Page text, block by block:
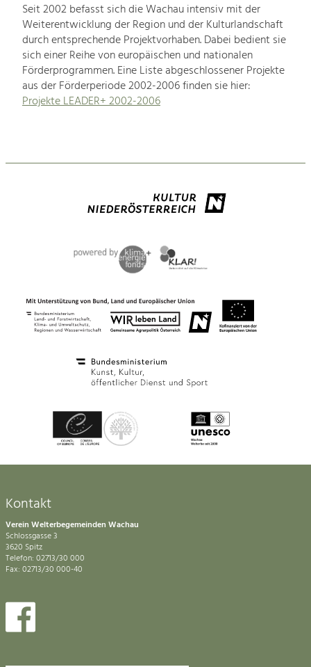
Seit 2002 befasst sich die Wachau intensiv mit der
Weiterentwicklung der Region und der Kulturlandschaft
durch entsprechende Projektvorhaben. Dabei bedient sie
sich einer Reihe von europäischen und nationalen
Förderprogrammen. Eine Liste abgeschlossener Projekte
aus der Förderperiode 2002-2006 finden sie hier:
Projekte LEADER+ 2002-2006
Kontakt
Verein Welterbegemeinden Wachau
Schlossgasse 3
3620 Spitz
Telefon: 02713/30 000
Fax: 02713/30 000-40